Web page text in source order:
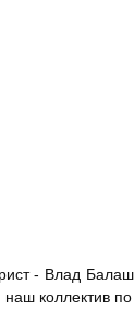
- Влад
наш